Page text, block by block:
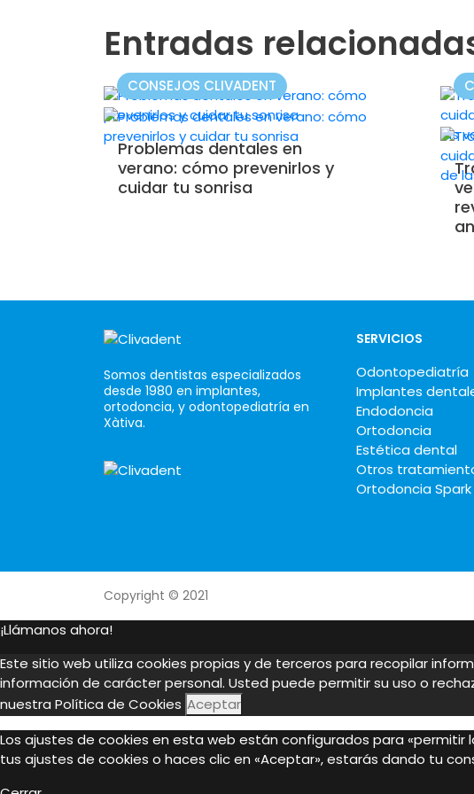
Entradas
CONSEJOS CLIVADENT
Problemas dentales en
verano: cómo prevenirlos y
cuidar tu sonrisa
Somos dentistas especializados
desde 1980 en implantes,
ortodoncia, y odontopediatría en
Xàtiva.
SERVICIOS
Odontopediatría
Implantes
Endodoncia
Ortodoncia
Estética dental
Otros
Ortodoncia Spark
Copyright © 2021
¡Llámanos ahora!
Este sitio web utiliza cookies propias y de terceros para recopilar
información de carácter personal. Usted puede permitir su uso o
nuestra Política de Cookies Aceptar
Los ajustes de cookies en esta web están configurados para
tus ajustes de cookies o haces clic en «Aceptar», estarás dando tu